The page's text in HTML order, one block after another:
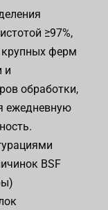
≥97%,
крупных ферм
и
обработки,
ежедневную
BSF